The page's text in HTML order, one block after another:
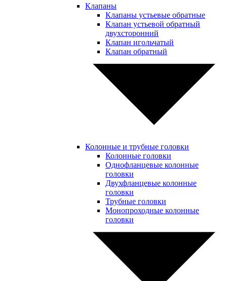
Клапаны
Клапаны устьевые обратные
Клапан устьевой обратный
двухсторонний
Клапан игольчатый
Клапан обратный
Колонные и трубные головки
Колонные головки
Однофланцевые колонные
головки
Двухфланцевые колонные
головки
Трубные головки
Монопроходные колонные
головки